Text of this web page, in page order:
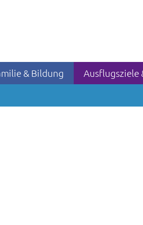
& Bildung Ausflugsziele